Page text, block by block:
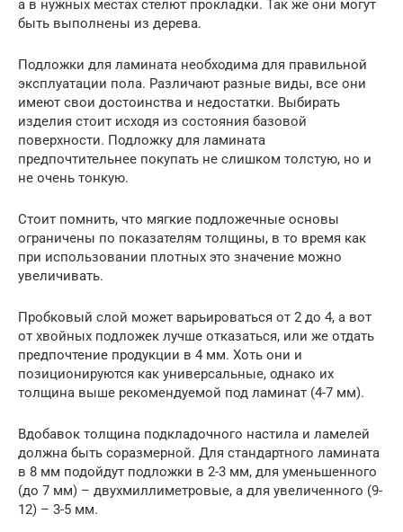
а в нужных местах стелют прокладки. Так же они могут
быть выполнены из дерева.
Подложки для ламината необходима для правильной
эксплуатации пола. Различают разные виды, все они
имеют свои достоинства и недостатки. Выбирать
изделия стоит исходя из состояния базовой
поверхности. Подложку для ламината
предпочтительнее покупать не слишком толстую, но и
не очень тонкую.
Стоит помнить, что мягкие подложечные основы
ограничены по показателям толщины, в то время как
при использовании плотных это значение можно
увеличивать.
Пробковый слой может варьироваться от 2 до 4, а вот
от хвойных подложек лучше отказаться, или же отдать
предпочтение продукции в 4 мм. Хоть они и
позиционируются как универсальные, однако их
толщина выше рекомендуемой под ламинат (4-7 мм).
Вдобавок толщина подкладочного настила и ламелей
должна быть соразмерной. Для стандартного ламината
в 8 мм подойдут подложки в 2-3 мм, для уменьшенного
(до 7 мм) – двухмиллиметровые, а для увеличенного (9-
12) – 3-5 мм.